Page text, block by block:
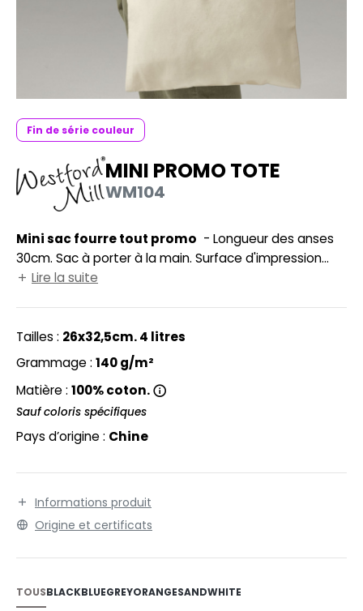
DE SERIE
VISIBILITE
MODULABLES
DE MAISON
IN EUROPE
LABEL / TEAR AWAY
SHOPPING
SI ON L'APPELAIT FRANCIS
BY PROMODORO
HALES
ROW
OF THE LOOM
Fin de série couleur
MINI PROMO TOTE
WM104
Mini sac fourre tout promo
30cm. Sac à porter à la main. Surface d'impression
22x26cm.
Lire la suite
Tailles : 26x32,5cm. 4 litres
Grammage : 140 g/m²
Matière : 100% coton.
Sauf coloris spécifiques
Pays d’origine : Chine
Informations produit
Origine et certificats
TOUSBLACKBLUEGREYORANGESANDWHITE